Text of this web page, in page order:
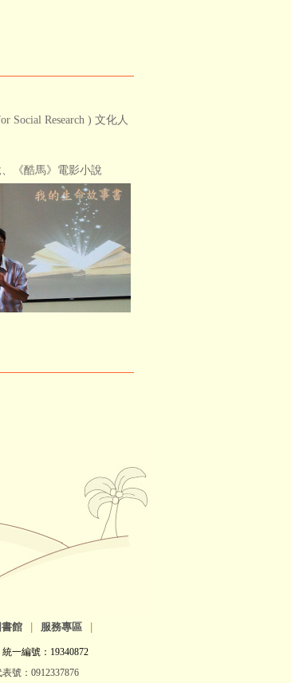
Social Research ) 文化人
《酷馬》電影小說
館 服務專區
一編號：19340872
號：0912337876